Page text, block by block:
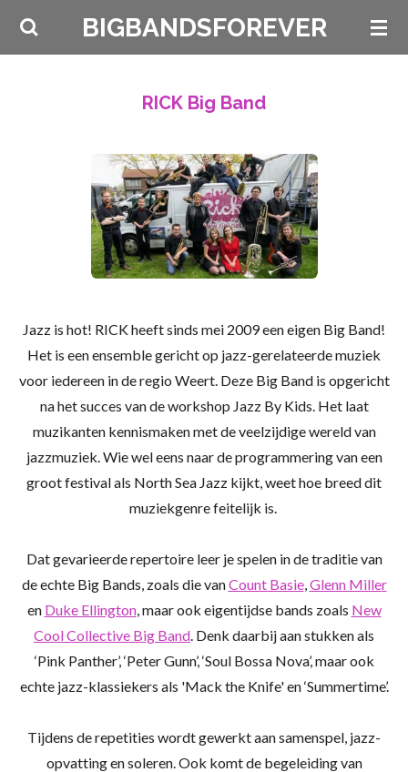
Ga
BIGBANDSFOREVER
RICK Big Band
Jazz is hot! RICK heeft sinds mei 2009 een eigen Big Band!
Het is een ensemble gericht op jazz-gerelateerde muziek
voor iedereen in de regio Weert. Deze Big Band is opgericht
na het succes van de workshop Jazz By Kids. Het laat
muzikanten kennismaken met de veelzijdige wereld van
jazzmuziek. Wie wel eens naar de programmering van een
groot festival als North Sea Jazz kijkt, weet hoe breed dit
muziekgenre feitelijk is.
Dat gevarieerde repertoire leer je spelen in de traditie van
de echte Big Bands, zoals die vanCount Basie, Glenn Miller
en Duke Ellington, maar ook eigentijdse bands zoals New
Cool Collective Big Band . Denk daarbij aan stukken als
‘Pink Panther’, ‘Peter Gunn’, ‘Soul Bossa Nova’, maar ook
echte jazz-klassiekers als 'Mack the Knife' en ‘Summertime’.
Tijdens de repetities wordt gewerkt aan samenspel, jazz-
opvatting en soleren. Ook komt de begeleiding van